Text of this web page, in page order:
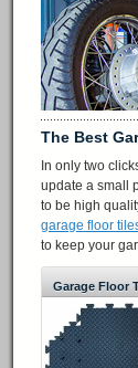
The Best
In only two
update a small
to be high
garage floor
to keep your
Garage Floor